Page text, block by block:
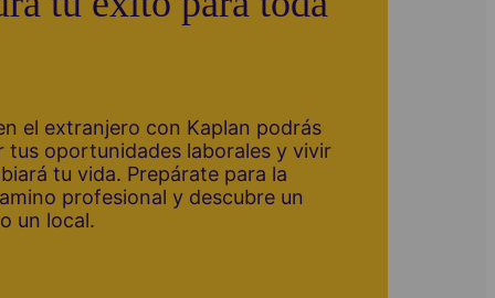
el extranjero con Kaplan podrás
tus oportunidades laborales y vivir
tu vida. Prepárate para la
profesional y descubre un
un local.